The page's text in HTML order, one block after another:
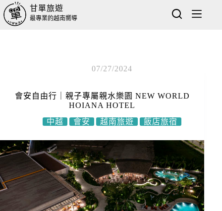
甘單旅遊
最專業的越南嚮導
07/27/2024
會安自由行｜親子專屬親水樂園 NEW WORLD
HOIANA HOTEL
中越
會安 越南旅遊 飯店旅宿